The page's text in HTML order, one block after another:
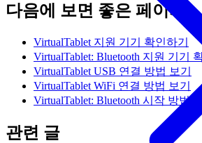
다음에 보면 좋은 페이지
VirtualTablet 지원 기기 확인하기
VirtualTablet: Bluetooth 지원 기기
VirtualTablet USB 연결 방법 보기
VirtualTablet WiFi 연결 방법 보기
VirtualTablet: Bluetooth 시작 방법
관련 글